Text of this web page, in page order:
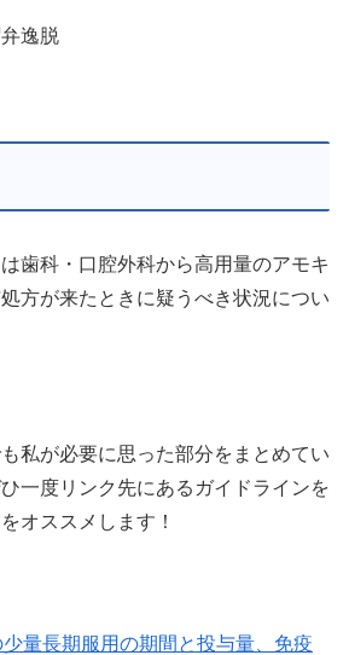
逸脱
歯科・口腔外科から高用量のアモキ
方が来たときに疑うべき状況につい
私が必要に思った部分をまとめてい
一度リンク先にあるガイドラインを
オススメします！
量長期服用の期間と投与量、免疫